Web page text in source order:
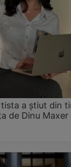
a știut din
de Dinu Maxer